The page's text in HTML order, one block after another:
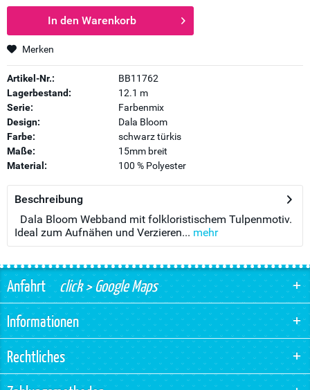
In den Warenkorb
Merken
Artikel-Nr.:
BB11762
Lagerbestand:
12.1 m
Serie:
Farbenmix
Design:
Dala Bloom
Farbe:
schwarz türkis
Maße:
15mm breit
Material:
100 % Polyester
Beschreibung
Dala Bloom Webband mit folkloristischem Tulpenmotiv.
Ideal zum Aufnähen und Verzieren... mehr
Anfahrtclick > Google Maps
Informationen
Rechtliches